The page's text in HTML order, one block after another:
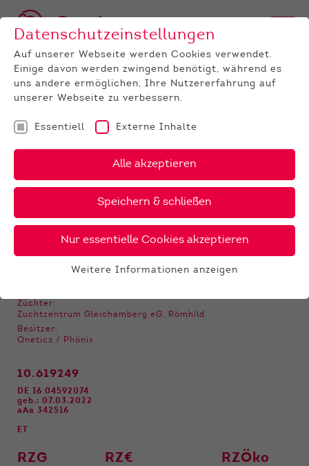
BULLEN GenomiX
FIDELIS gesext 38 €
GALERIE
Züchter:
Zuchtzentrum Gleichamberg eG, Römhild
Besitzer:
Qnetics / Phönix
10.619249
DE 16 04592074
geb.: 07.03.2022
aAa 342516
ET
RZG RZ€ RZÖko
Datenschutzeinstellungen
Auf unserer Webseite werden Cookies verwendet.
Einige davon werden zwingend benötigt, während es
uns andere ermöglichen, Ihre Nutzererfahrung auf
unserer Webseite zu verbessern.
Essentiell Externe Inhalte
Alle akzeptieren
Speichern & schließen
Nur essentielle Cookies akzeptieren
Funktionen der Webseite benötigt. Dadurch ist
gewährleistet, dass die Webseite einwandfrei
funktioniert.
Name
Anbieter
Zweck Cookie Einstellungen speichern
Cookie-Informationen anzeigen
Externe Inhalte
anzubieten.
Weitere Informationen anzeigen